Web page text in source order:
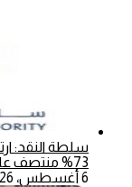
سلطة النقد:
73% منتصف عام 2026
6 أغسطس، 2026